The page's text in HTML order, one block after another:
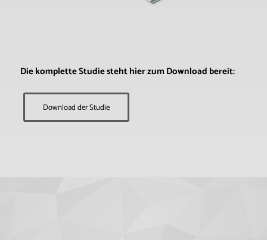
Die komplette Studie steht hier zum Download bereit:
Download der Studie